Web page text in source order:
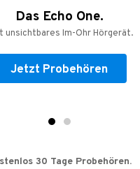
Das Echo One.
unsichtbares Im-Ohr Hörgerät.
Jetzt Probehören
30 Tage Probehören.